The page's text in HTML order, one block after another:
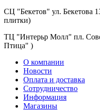
СЦ "Бекетов" ул. Бекетова
плитки)
ТЦ "Интерьр Молл" пл.
Птица" )
О компании
Новости
Оплата и доставка
Сотрудничество
Информация
Магазины